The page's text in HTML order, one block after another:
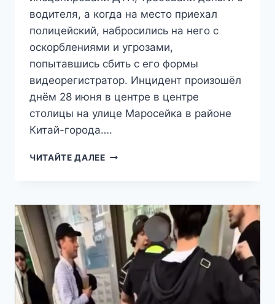
водителя, а когда на место приехал
полицейский, набросились на него с
оскорблениями и угрозами,
попытавшись сбить с его формы
видеорегистратор. Инцидент произошёл
днём 28 июня в центре в центре
столицы на улице Маросейка в районе
Китай-города….
ЧИТАЙТЕ ДАЛЕЕСИЛОВИКИ
НАПАВШИХ
НА
ПОЛИЦЕЙСКОГО
ЦЕНТРЕ
МОСКВЫ